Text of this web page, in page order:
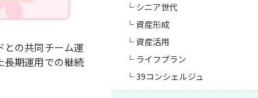
の共同チーム運
長期運用での継続
シニア世代
資産形成
資産活用
ライフプラン
39コンシェルジュ